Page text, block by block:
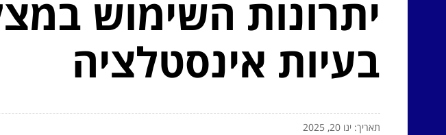
יתרונות השימוש
בעיות אינסטלציה
תאריך: ינו 20, 2025